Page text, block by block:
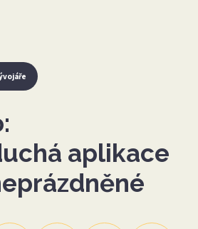
aplikace